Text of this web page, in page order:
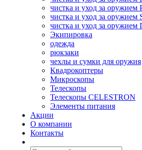
чистка и уход за оружием
чистка и уход за оружием
чистка и уход за
Экипировка
одежда
рюкзаки
чехлы и сумки для оружия
Квадрокоптеры
Микроскопы
Телескопы
Телескопы CELESTRON
Элементы питания
Акции
О компании
Контакты